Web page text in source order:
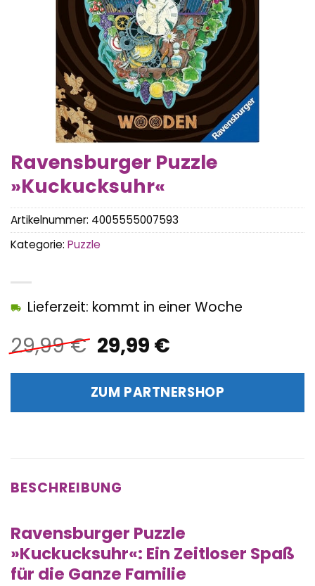
Ravensburger Puzzle
»Kuckucksuhr«
29,99€ Ursprünglicher
Preis
war:
29,99 €
29,99 €Aktueller
ist:
29,99 €.
Lieferzeit: kommt in einer Woche
ZUM PARTNERSHOP
Artikelnummer: 4005555007593
Kategorie: Puzzle
BESCHREIBUNG
Ravensburger Puzzle
»Kuckucksuhr«: Ein Zeitloser Spaß
für die Ganze Familie